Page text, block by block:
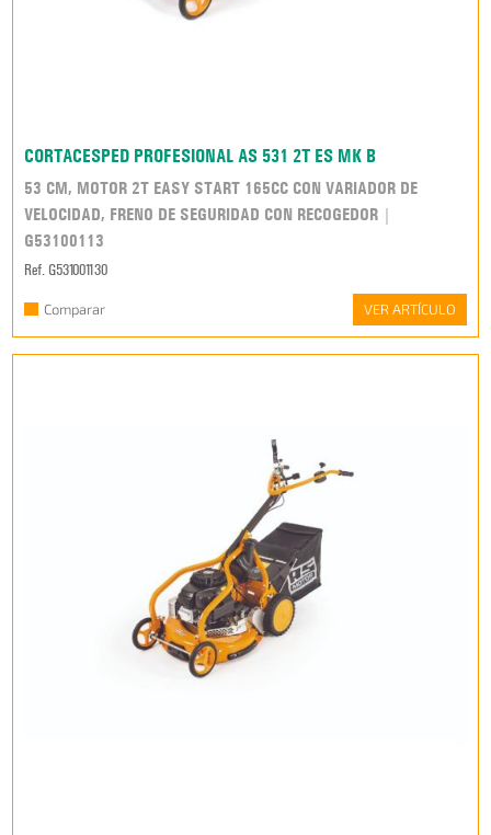
CORTACESPED PROFESIONAL AS 531 2T ES MK B
53 CM, MOTOR 2T EASY START 165CC CON VARIADOR DE
VELOCIDAD, FRENO DE SEGURIDAD CON RECOGEDOR |
G53100113
Ref. G531001130
Comparar VER ARTÍCULO